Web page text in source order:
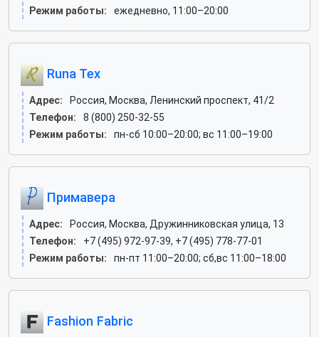
Режим работы:
ежедневно, 11:00–20:00
Runa Tex
Адрес:
Россия, Москва, Ленинский проспект, 41/2
Телефон:
8 (800) 250-32-55
Режим работы:
пн-сб 10:00–20:00; вс 11:00–19:00
Примавера
Адрес:
Россия, Москва, Дружинниковская улица, 13
Телефон:
+7 (495) 972-97-39, +7 (495) 778-77-01
Режим работы:
пн-пт 11:00–20:00; сб,вс 11:00–18:00
Fashion Fabric